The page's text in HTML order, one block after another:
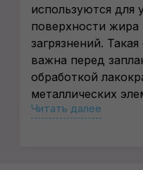
используются для
поверхности
загрязнений.
важна перед
обработкой
металлических
их пленкой.
Читать далее